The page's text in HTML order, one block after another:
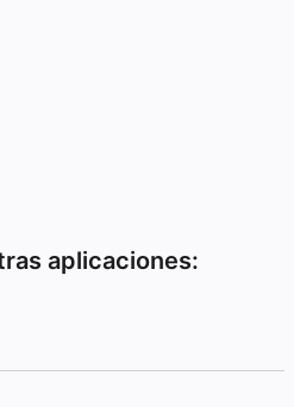
aplicaciones: